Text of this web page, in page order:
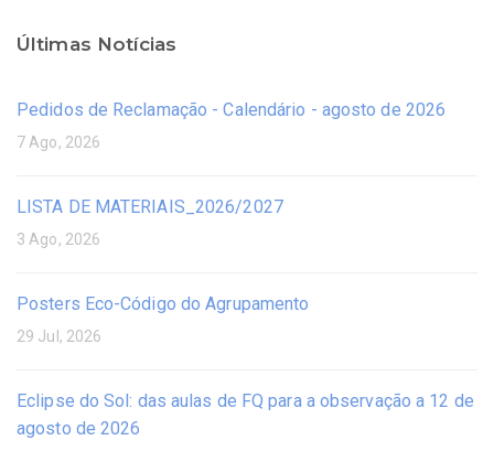
Últimas Notícias
Pedidos de Reclamação - Calendário - agosto de 2026
7 Ago, 2026
LISTA DE MATERIAIS_2026/2027
3 Ago, 2026
Posters Eco-Código do Agrupamento
29 Jul, 2026
Eclipse do Sol: das aulas de FQ para a observação a 12 de
agosto de 2026